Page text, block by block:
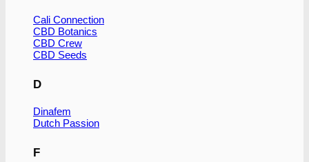
Cali Connection
CBD Botanics
CBD Crew
CBD Seeds
D
Dinafem
Dutch Passion
F